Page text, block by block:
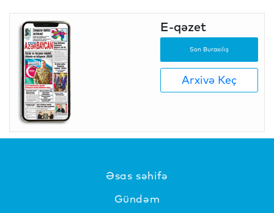
E-qəzet
Son Buraxılış
Arxivə Keç
Əsas səhifə
Gündəm